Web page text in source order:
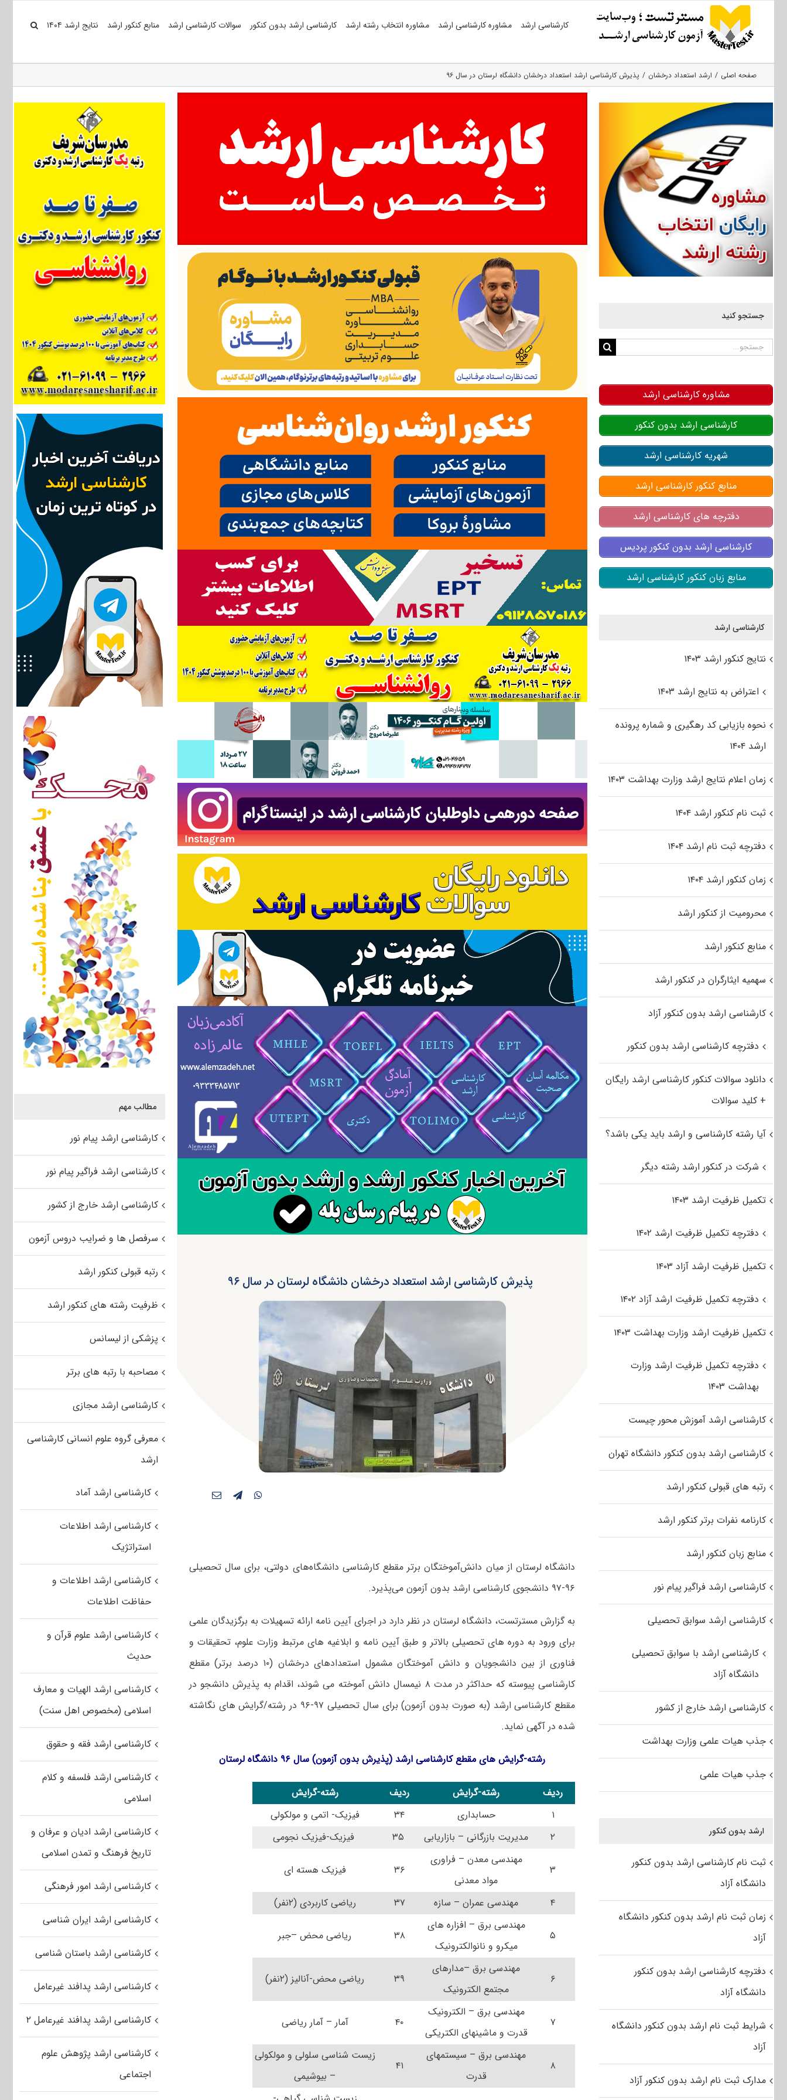
کارشناسی ارشد مشاوره کارشناسی ارشد مشاوره انتخاب رشته ارشد کارشناسی ارشد بدون کنکور سوالات کارشناسی ارشد منابع کنکور ارشد نتایج ارشد ۱۴۰۴
صفحه اصلی ارشد استعداد درخشان پذیرش کارشناسی ارشد استعداد درخشان دانشگاه لرستان در سال ۹۶
پذیرش کارشناسی ارشد استعداد درخشان دانشگاه لرستان در سال ۹۶
دانشگاه لرستان از میان دانش‌آموختگان برتر مقطع کارشناسی دانشگاه‌های دولتی، برای سال تحصیلی
۹۶-۹۷ دانشجوی کارشناسی ارشد بدون آزمون می‎‌پذیرد.
به گزارش مسترتست، دانشگاه لرستان در نظر دارد در اجرای آیین نامه ارائه تسهیلات به برگزیدگان علمی
برای ورود به دوره های تحصیلی بالاتر و طبق آیین نامه و ابلاغیه های مرتبط وزارت علوم، تحقیقات و
فناوری از بین دانشجویان و دانش آموختگان مشمول استعدادهای درخشان (۱۰ درصد برتر) مقطع
کارشناسی پیوسته که حداکثر در مدت ۸ نیمسال دانش آموخته می شوند، اقدام به پذیرش دانشجو در
مقطع کارشناسی ارشد (به صورت بدون آزمون) برای سال تحصیلی ۹۷-۹۶ در رشته/گرایش های نگاشته
شده در آگهی نماید.
رشته-گرایش های مقطع کارشناسی ارشد (پذیرش بدون آزمون) سال ۹۶ دانشگاه لرستان
ردیف رشته-گرایش ردیف
رشته-گرایش
۱
حسابداری ۳۴
فیزیک- اتمی و مولکولی
۲
مدیریت بازرگانی – بازاریابی فیزیک-فیزیک نجومی
۳
مهندسی معدن – فراوری
مواد معدنی
۳۶ فیزیک هسته ای
۴ مهندسی عمران – سازه ۳۷ ریاضی کاربردی (۲نفر)
۵
مهندسی برق – افزاره های
میکرو و نانوالکترونیک
۳۸ ریاضی محض –جبر
۶
مهندسی برق –مدارهای
مجتمع الکترونیک
۳۹ ریاضی محض-آنالیز (۲نفر)
۷
مهندسی برق – الکترونیک
قدرت و ماشینهای الکتریکی
۴۰ آمار – آمار ریاضی
۸
مهندسی برق – سیستمهای
قدرت
۴۱
زیست شناسی سلولی و مولکولی
– بیوشیمی
مطالب مهم
کارشناسی ارشد پیام نور
کارشناسی ارشد فراگیر پیام نور
کارشناسی ارشد خارج از کشور
سرفصل ها و ضرایب دروس آزمون
رتبه قبولی کنکور ارشد
ظرفیت رشته های کنکور ارشد
پزشکی از لیسانس
مصاحبه با رتبه های برتر
کارشناسی ارشد مجازی
معرفی گروه علوم انسانی کارشناسی
ارشد
کارشناسی ارشد آماد
کارشناسی ارشد اطلاعات
استراتژیک
کارشناسی ارشد اطلاعات و
حفاظت اطلاعات
کارشناسی ارشد علوم قرآن و
حدیث
کارشناسی ارشد الهیات و معارف
اسلامی (مخصوص اهل سنت)
کارشناسی ارشد فقه و حقوق
کارشناسی ارشد فلسفه و کلام
اسلامی
کارشناسی ارشد ادیان و عرفان و
تاریخ فرهنگ و تمدن اسلامی
کارشناسی ارشد امور فرهنگی
کارشناسی ارشد ایران شناسی
کارشناسی ارشد باستان شناسی
کارشناسی ارشد پدافند غیرعامل
کارشناسی ارشد پدافند غیرعامل ۲
کارشناسی ارشد پژوهش علوم
اجتماعی
جستجو کنید
جستجو
مشاوره کارشناسی ارشد
کارشناسی ارشد بدون کنکور
شهریه کارشناسی ارشد
منابع کنکور کارشناسی ارشد
دفترچه های کارشناسی ارشد
کارشناسی ارشد بدون کنکور پردیس
منابع زبان کنکور کارشناسی ارشد
کارشناسی ارشد
نتایج کنکور ارشد ۱۴۰۳
اعتراض به نتایج ارشد ۱۴۰۳
نحوه بازیابی کد رهگیری و شماره پرونده
ارشد ۱۴۰۴
زمان اعلام نتایج ارشد وزارت بهداشت ۱۴۰۳
ثبت نام کنکور ارشد ۱۴۰۴
دفترچه ثبت نام ارشد ۱۴۰۴
زمان کنکور ارشد ۱۴۰۴
محرومیت از کنکور ارشد
منابع کنکور ارشد
سهمیه ایثارگران در کنکور ارشد
کارشناسی ارشد بدون کنکور آزاد
دفترچه کارشناسی ارشد بدون کنکور
دانلود سوالات کنکور کارشناسی ارشد رایگان
+ کلید سوالات
آیا رشته کارشناسی و ارشد باید یکی باشد؟
شرکت در کنکور ارشد رشته دیگر
تکمیل ظرفیت ارشد ۱۴۰۳
دفترچه تکمیل ظرفیت ارشد ۱۴۰۲
تکمیل ظرفیت ارشد آزاد ۱۴۰۳
دفترچه تکمیل ظرفیت ارشد آزاد ۱۴۰۲
تکمیل ظرفیت ارشد وزارت بهداشت ۱۴۰۳
دفترچه تکمیل ظرفیت ارشد وزارت
بهداشت ۱۴۰۳
کارشناسی ارشد آموزش محور چیست
کارشناسی ارشد بدون کنکور دانشگاه تهران
رتبه های قبولی کنکور ارشد
کارنامه نفرات برتر کنکور ارشد
منابع زبان کنکور ارشد
کارشناسی ارشد فراگیر پیام نور
کارشناسی ارشد سوابق تحصیلی
کارشناسی ارشد با سوابق تحصیلی
دانشگاه آزاد
کارشناسی ارشد خارج از کشور
جذب هیات علمی وزارت بهداشت
جذب هیات علمی
ارشد بدون کنکور
ثبت نام کارشناسی ارشد بدون کنکور
دانشگاه آزاد
زمان ثبت نام ارشد بدون کنکور دانشگاه
آزاد
دفترچه کارشناسی ارشد بدون کنکور
دانشگاه آزاد
شرایط ثبت نام ارشد بدون کنکور دانشگاه
آزاد
مدارک ثبت نام ارشد بدون کنکور آزاد